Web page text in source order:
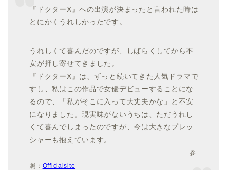
『ドクターX』への出演が決まったと言われた時は
とにかくうれしかったです。
うれしくて喜んだのですが、しばらくしてから不
安が押し寄せてきました。
『ドクターX』は、ずっと続いてきた人気ドラマで
すし、私はこの作品で女優デビューすることにな
るので、「私がそこに入って大丈夫かな」と不安
になりました。現実味がないうちは、ただうれし
くて喜んでしまったのですが、今は大きなプレッ
シャーも抱えています。
参
照： Officialsite